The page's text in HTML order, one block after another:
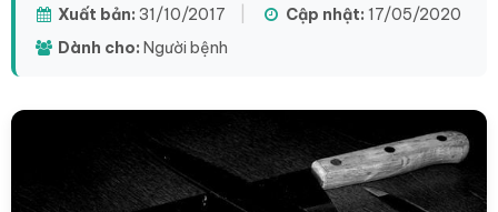
Xuất bản: 31/10/2017 Cập nhật: 17/05/2020
Dành cho: Người bệnh